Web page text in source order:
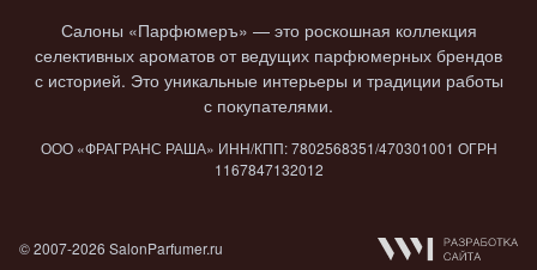
Салоны «Парфюмеръ» — это роскошная коллекция
селективных ароматов от ведущих парфюмерных брендов
с историей. Это уникальные интерьеры и традиции работы
с покупателями.
ООО «ФРАГРАНС РАША» ИНН/КПП: 7802​568351/4703​01001 ОГРН
1167847​132012
© 2007-2026 SalonParfumer.ru